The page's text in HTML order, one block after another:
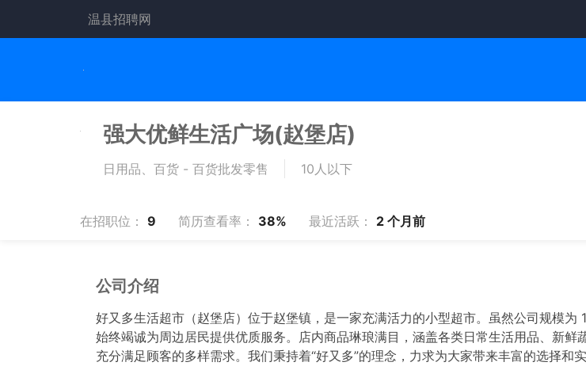
温县招聘网
强大优鲜生活广场(赵堡店)
日用品、百货 - 百货批发零售 10人以下
在招职位： 9 简历查看率： 38% 最近活跃： 2 个月前
公司介绍
好又多生活超市（赵堡店）位于赵堡镇，是一家充满活力的小型超市。虽然公司规模为
始终竭诚为周边居民提供优质服务。店内商品琳琅满目，涵盖各类日常生活用品、新鲜
充分满足顾客的多样需求。我们秉持着“好又多”的理念，力求为大家带来丰富的选择和